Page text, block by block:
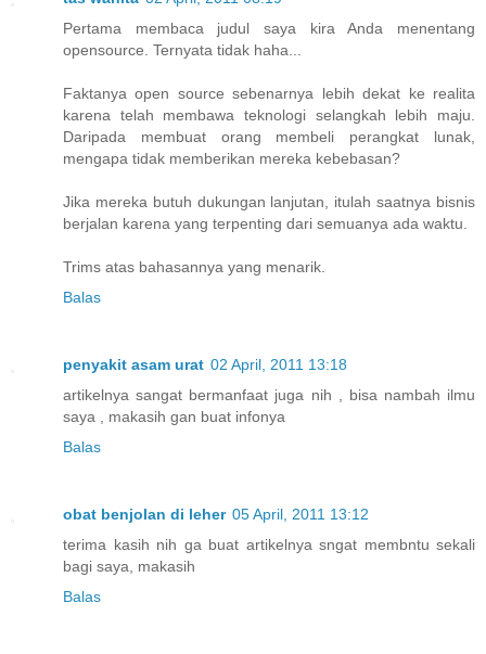
Pertama membaca judul saya kira Anda menentang
opensource. Ternyata tidak haha...
Faktanya open source sebenarnya lebih dekat ke realita
karena telah membawa teknologi selangkah lebih maju.
Daripada membuat orang membeli perangkat lunak,
mengapa tidak memberikan mereka kebebasan?
Jika mereka butuh dukungan lanjutan, itulah saatnya bisnis
berjalan karena yang terpenting dari semuanya ada waktu.
Trims atas bahasannya yang menarik.
Balas
penyakit asam urat 02 April, 2011 13:18
artikelnya sangat bermanfaat juga nih , bisa nambah ilmu
saya , makasih gan buat infonya
Balas
obat benjolan di leher 05 April, 2011 13:12
terima kasih nih ga buat artikelnya sngat membntu sekali
bagi saya, makasih
Balas